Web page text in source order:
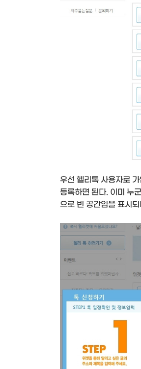
우선 헬리톡 사용자로
등록하면 된다. 이미 누
으로 빈 공간임을 표시